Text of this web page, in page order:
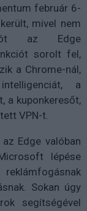
február 6-
mivel nem
az Edge
sorolt fel,
a Chrome-nál,
a
a kuponkeresőt,
VPN-t.
Edge valóban
lépése
Sokan úgy
segítségével